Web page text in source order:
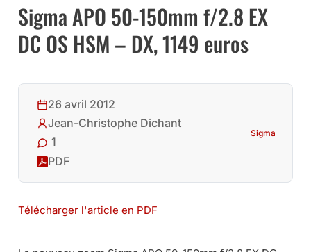
Sigma APO 50-150mm f/2.8 EX
DC OS HSM – DX, 1149 euros
26 avril 2012
Jean-Christophe Dichant
1
PDF
Sigma
Télécharger l'article en PDF